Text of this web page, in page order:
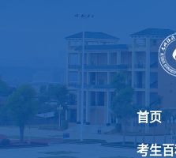
首页
考生